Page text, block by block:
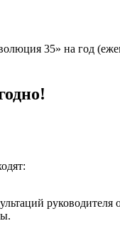
35» на